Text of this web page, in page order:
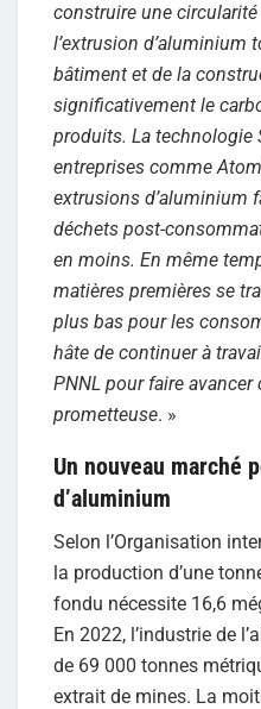
construire une circularité
l’extrusion d’aluminium
bâtiment et de la
significativement le
produits. La technologie
entreprises comme
extrusions d’aluminium
déchets post-
en moins. En même
matières premières se
plus bas pour les
hâte de continuer à
PNNL pour faire
prometteuse. »
Un nouveau marché
d’aluminium
Selon l’Organisation
la production d’une
fondu nécessite 16,6
En 2022, l’industrie de
de 69 000 tonnes
extrait de mines. La